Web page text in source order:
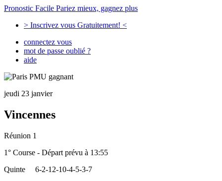
Pronostic Facile Pariez mieux, gagnez plus
> Inscrivez vous Gratuitement! <
connectez vous
mot de passe oublié ?
aide
jeudi 23 janvier
Vincennes
Réunion 1
1° Course - Départ prévu à 13:55
Quinte
6-2-12-10-4-5-3-7